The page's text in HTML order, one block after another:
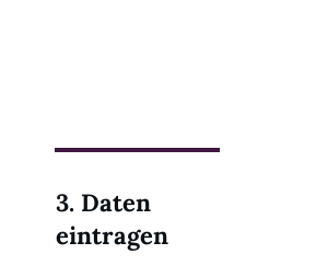
3. Daten
eintragen